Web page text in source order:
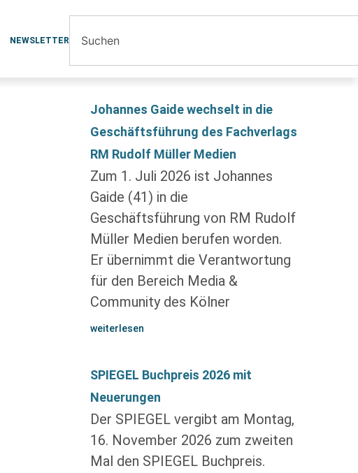
NEWSLETTER
Johannes Gaide wechselt in die
Geschäftsführung des Fachverlags
RM Rudolf Müller Medien
Zum 1. Juli 2026 ist Johannes
Gaide (41) in die
Geschäftsführung von RM Rudolf
Müller Medien berufen worden.
Er übernimmt die Verantwortung
für den Bereich Media &
Community des Kölner
weiterlesen
SPIEGEL Buchpreis 2026 mit
Neuerungen
Der SPIEGEL vergibt am Montag,
16. November 2026 zum zweiten
Mal den SPIEGEL Buchpreis.